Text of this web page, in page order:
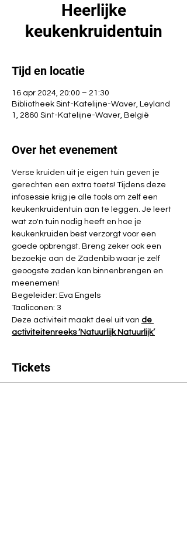
Heerlijke
keukenkruidentuin
Tijd en locatie
16 apr 2024, 20:00 – 21:30
Bibliotheek Sint-Katelijne-Waver, Leyland
1, 2860 Sint-Katelijne-Waver, België
Over het evenement
Verse kruiden uit je eigen tuin geven je
gerechten een extra toets! Tijdens deze
infosessie krijg je alle tools om zelf een
keukenkruidentuin aan te leggen. Je leert
wat zo'n tuin nodig heeft en hoe je
keukenkruiden best verzorgt voor een
goede opbrengst. Breng zeker ook een
bezoekje aan de Zadenbib waar je zelf
geoogste zaden kan binnenbrengen en
meenemen!
Begeleider: Eva Engels
Taaliconen: 3
Deze activiteit maakt deel uit van de
activiteitenreeks ‘Natuurlijk Natuurlijk’
Tickets